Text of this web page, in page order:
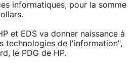
informatiques, pour la somme
et EDS va donner naissance à
technologies de l'information",
le PDG de HP.